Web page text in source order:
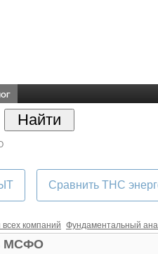
Сравнить ТНС
компаний Фундаментальный
МСФО